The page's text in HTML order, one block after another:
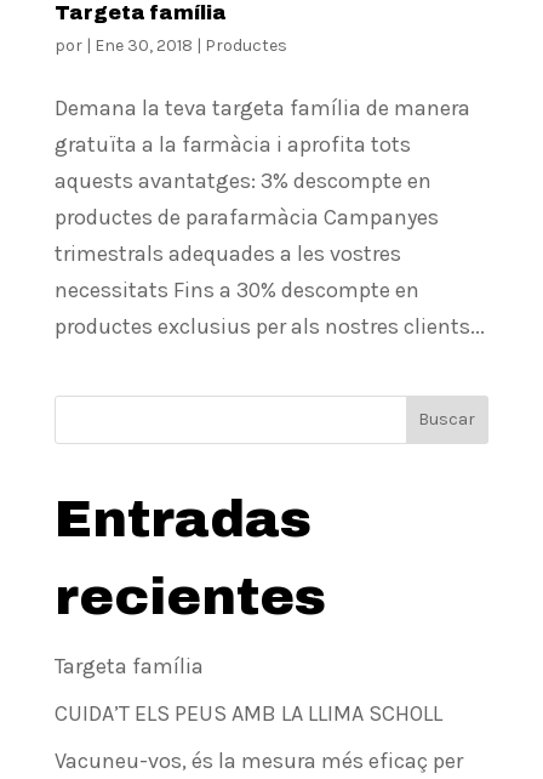
Targeta família
por | Ene 30, 2018 | Productes
Demana la teva targeta família de manera
gratuïta a la farmàcia i aprofita tots
aquests avantatges: 3% descompte en
productes de parafarmàcia Campanyes
trimestrals adequades a les vostres
necessitats Fins a 30% descompte en
productes exclusius per als nostres clients...
Buscar
Entradas
recientes
Targeta família
CUIDA’T ELS PEUS AMB LA LLIMA SCHOLL
Vacuneu-vos, és la mesura més eficaç per